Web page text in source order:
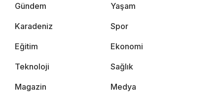
Gündem Yaşam
Karadeniz Spor
Eğitim Ekonomi
Teknoloji Sağlık
Magazin Medya